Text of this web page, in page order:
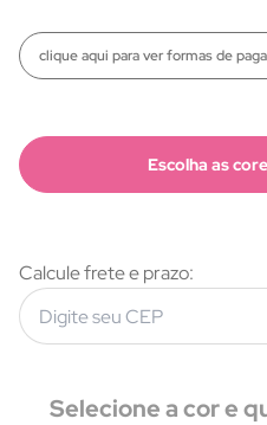
clique aqui para ver formas de
Formas de
Escolha as
Calcule frete e prazo:
Selecione a cor e